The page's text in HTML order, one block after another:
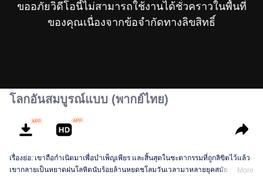
ขออภัยวิดีโอนี้ไม่สามารถใช้งานได้ชั่วคราวในพื้นที่
ของคุณเนื่องจากข้อจำกัดทางลิขสิทธิ์
โลกอันสมบูรณ์แบบ (พากย์ไทย)
เรื่องย่อ: เขาถือกำเนิดมาเพื่อบำเพ็ญเพียร และสิ้นสุดในชะตากรรมที่ถูกลิขิตไว้แล้ว
เขากลายเป็นหยาดฝนโลหิตนับร้อยล้านหยดชโลมวันเวลามาหลายยุคสมัย ผ่านMore